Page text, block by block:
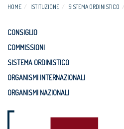
HOME ISTITUZIONE SISTEMA ORDINISTICO
CONSIGLIO
COMMISSIONI
SISTEMA ORDINISTICO
ORGANISMI INTERNAZIONALI
ORGANISMI NAZIONALI